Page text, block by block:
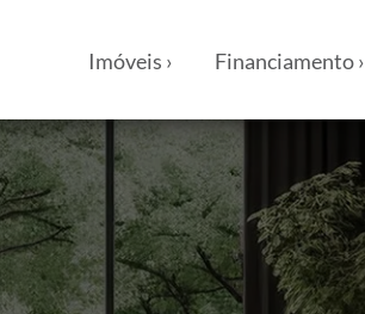
Imóveis › Financiamento ›